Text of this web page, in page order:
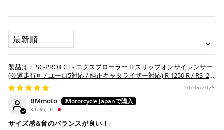
一致するか確認してください。
一致しない場合は車検非対応となります。
・リボ払い
※ 分割払い、リボ払いは決済金額が税込10,000円以上の
場合のみご利用いただけます。
にご利用のカード会社へお申込・審査が必要となりま
す。
※ Diners Clubは分割払い非対応のため、一括払い・リ
ボ払いのみご利用頂けます。
※ 手数料、利息はご利用のカード会社の定めによります
ので、事前にご確認ください。
入金確認が完了いたしましたら即日発送いたします。
・お取り寄せ商品等を一緒にご注文の場合は、基本的にはお
取り寄せ商品が揃ってからの発送になります。別で発送をご
希望の場合は、ご対応いたしますのでご連絡をお願いいたし
ます。
お取り寄せの場合
・商品ページの納期はあくまで目安になりますので、納期が
早まる場合もございます。
SORT BY
SC-PROJECT - エクスプローラー II スリップオンサイレンサー
(公道走行可 / ユーロ5対応 / 純正キャタライザー対応) R 1250 R / RS '21-
25
10/05/2025
BMmoto
Kitaku, JP
サイズ感&音のバランスが良い！